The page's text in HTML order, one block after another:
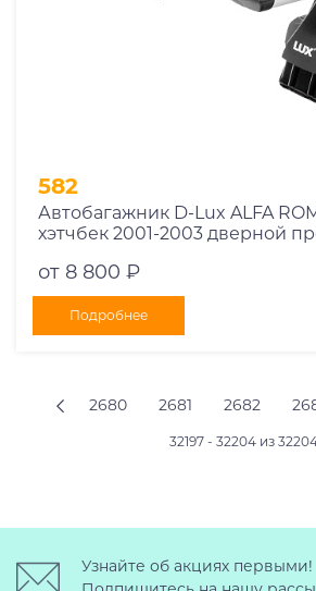
582
Автобагажник D-Lux ALFA
хэтчбек 2001-2003 дверной
от 8 800 ₽
Подробнее
2680 2681 2682
32197 - 32204 из
Узнайте об акциях первыми!